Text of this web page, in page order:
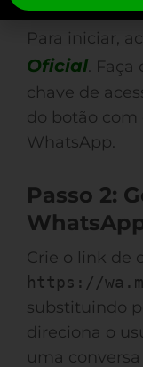
Para iniciar,
Oficial. Faça
chave de
do botão
WhatsApp.
Passo 2:
Crie o link de
https://
substituindo
direciona o
uma